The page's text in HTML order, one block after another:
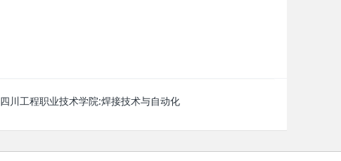
四川工程职业技术学院:焊接技术与自动化